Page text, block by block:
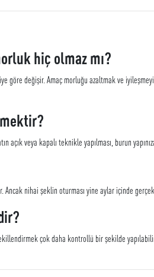
hiç olmaz mı?
göre değişir. Amaç morluğu azaltmak ve
açık veya kapalı teknikle yapılması, burun
Ancak nihai şeklin oturması yine aylar içinde
çok daha kontrollü bir şekilde